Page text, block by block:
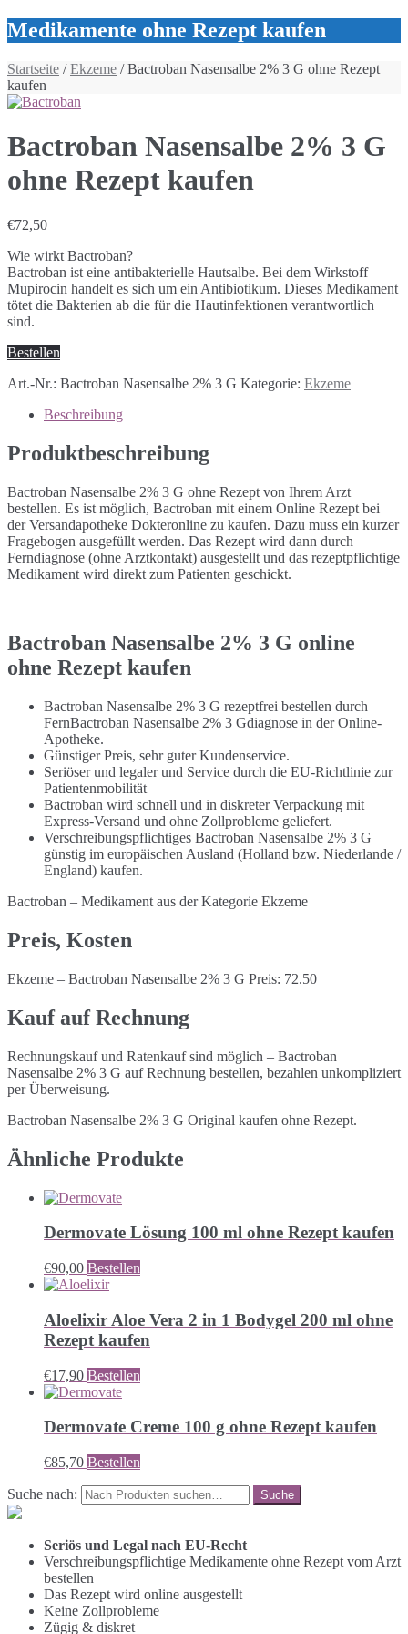
Medikamente ohne Rezept kaufen
Startseite /Ekzeme / Bactroban Nasensalbe 2% 3 G ohne Rezept
kaufen
Bactroban Nasensalbe 2% 3 G
ohne Rezept kaufen
€72,50
Wie wirkt Bactroban?
Bactroban ist eine antibakterielle Hautsalbe. Bei dem Wirkstoff
Mupirocin handelt es sich um ein Antibiotikum. Dieses Medikament
tötet die Bakterien ab die für die Hautinfektionen verantwortlich
sind.
Bestellen
Art.-Nr.: Bactroban Nasensalbe 2% 3 G Kategorie: Ekzeme
Beschreibung
Produktbeschreibung
Bactroban Nasensalbe 2% 3 G ohne Rezept von Ihrem Arzt
bestellen. Es ist möglich, Bactroban mit einem Online Rezept bei
der Versandapotheke Dokteronline zu kaufen. Dazu muss ein kurzer
Fragebogen ausgefüllt werden. Das Rezept wird dann durch
Ferndiagnose (ohne Arztkontakt) ausgestellt und das rezeptpflichtige
Medikament wird direkt zum Patienten geschickt.
Bactroban Nasensalbe 2% 3 G online
ohne Rezept kaufen
Bactroban Nasensalbe 2% 3 G rezeptfrei bestellen durch
FernBactroban Nasensalbe 2% 3 Gdiagnose in der Online-
Apotheke.
Günstiger Preis, sehr guter Kundenservice.
Seriöser und legaler und Service durch die EU-Richtlinie zur
Patientenmobilität
Bactroban wird schnell und in diskreter Verpackung mit
Express-Versand und ohne Zollprobleme geliefert.
Verschreibungspflichtiges Bactroban Nasensalbe 2% 3 G
günstig im europäischen Ausland (Holland bzw. Niederlande /
England) kaufen.
Bactroban – Medikament aus der Kategorie Ekzeme
Preis, Kosten
Ekzeme – Bactroban Nasensalbe 2% 3 G Preis: 72.50
Kauf auf Rechnung
Rechnungskauf und Ratenkauf sind möglich – Bactroban
Nasensalbe 2% 3 G auf Rechnung bestellen, bezahlen unkompliziert
per Überweisung.
Bactroban Nasensalbe 2% 3 G Original kaufen ohne Rezept.
Ähnliche Produkte
Dermovate Lösung 100 ml ohne Rezept kaufen
€90,00 Bestellen
Aloelixir Aloe Vera 2 in 1 Bodygel 200 ml ohne
Rezept kaufen
€17,90 Bestellen
Dermovate Creme 100 g ohne Rezept kaufen
€85,70 Bestellen
Suche nach:
Seriös und Legal nach EU-Recht
Verschreibungspflichtige Medikamente ohne Rezept vom Arzt
bestellen
Das Rezept wird online ausgestellt
Keine Zollprobleme
Zügig & diskret